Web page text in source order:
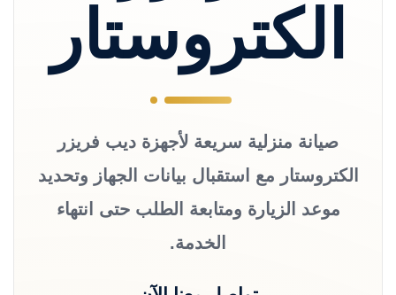
الكتروستار
صيانة منزلية سريعة لأجهزة ديب فريزر
الكتروستار مع استقبال بيانات الجهاز وتحديد
موعد الزيارة ومتابعة الطلب حتى انتهاء
الخدمة.